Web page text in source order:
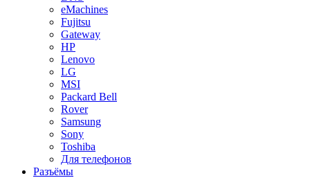
eMachines
Fujitsu
Gateway
HP
Lenovo
LG
MSI
Packard Bell
Rover
Samsung
Sony
Toshiba
Для телефонов
Разъёмы